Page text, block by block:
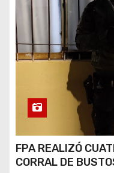
FPA REALIZÓ
CORRAL DE